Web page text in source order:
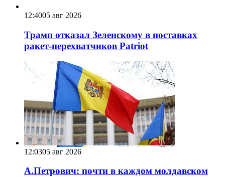
12:4005 авг 2026
Трамп отказал Зеленскому в поставках
ракет-перехватчиков Patriot
12:0305 авг 2026
А.Петрович: почти в каждом молдавском